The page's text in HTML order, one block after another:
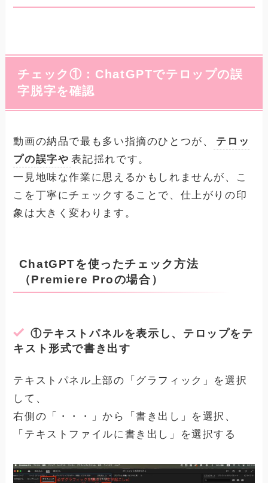
チェック①：ChatGPTでテロップの誤
字脱字を確認
動画の納品で最も多い指摘のひとつが、
テロッ
プの誤字や 表記揺れです。
一見地味な作業に思えるかもしれませんが、こ
こを丁寧にチェックすることで、仕上がりの印
象は大きく変わります。
ChatGPTを使ったチェック方法
（Premiere Proの場合）
①テキストパネルを表示し、テロップをテ
キスト形式で書き出す
テキストパネル上部の「グラフィック」を選択
して、
右側の「・・・」から「書き出し」を選択、
「テキストファイルに書き出し」を選択する